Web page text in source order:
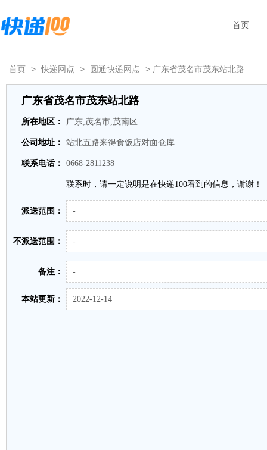
首页
首页 > 快递网点 > 圆通快递网点 > 广东省茂名市茂东站北路
广东省茂名市茂东站北路
所在地区： 广东,茂名市,茂南区
公司地址： 站北五路来得食饭店对面仓库
联系电话： 0668-2811238
联系时，请一定说明是在快递100看到的信息，谢谢！
派送范围： -
不派送范围： -
备注： -
本站更新： 2022-12-14